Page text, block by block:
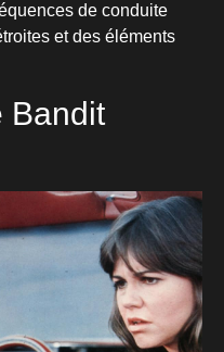
de conduite
et des éléments
Bandit